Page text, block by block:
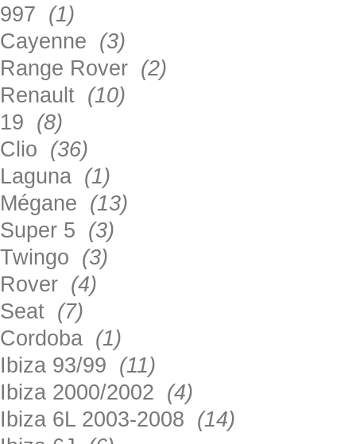
997 (1)
Cayenne (3)
Range Rover (2)
Renault (10)
19 (8)
Clio (36)
Laguna (1)
Mégane (13)
Super 5 (3)
Twingo (3)
Rover (4)
Seat (7)
Cordoba (1)
Ibiza 93/99 (11)
Ibiza 2000/2002 (4)
Ibiza 6L 2003-2008 (14)